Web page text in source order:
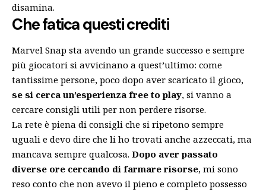
disamina.
Che fatica questi crediti
Marvel Snap sta avendo un grande successo e sempre
più giocatori si avvicinano a quest’ultimo: come
tantissime persone, poco dopo aver scaricato il gioco,
se si cerca un’esperienza free to play, si vanno a
cercare consigli utili per non perdere risorse.
La rete è piena di consigli che si ripetono sempre
uguali e devo dire che li ho trovati anche azzeccati, ma
mancava sempre qualcosa. Dopo aver passato
diverse ore cercando di farmare risorse, mi sono
reso conto che non avevo il pieno e completo possesso